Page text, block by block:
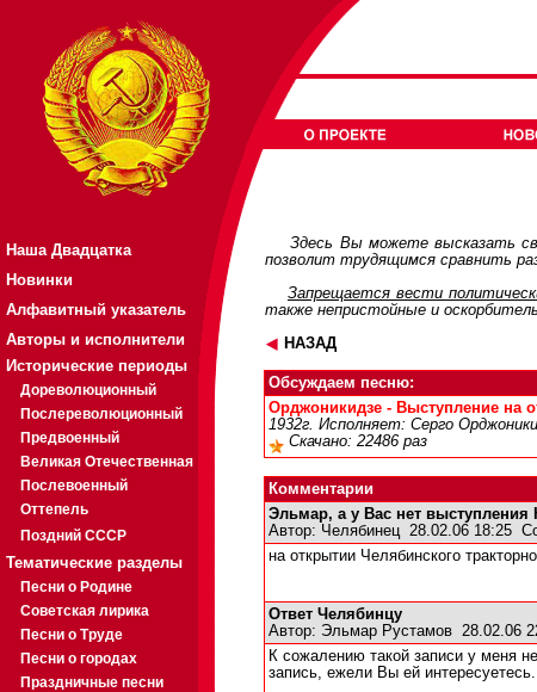
Наша Двадцатка
Новинки
Алфавитный указатель
Авторы и исполнители
Исторические периоды
Дореволюционный
Послереволюционный
Предвоенный
Великая Отечественная
Послевоенный
Оттепель
Поздний СССР
Тематические разделы
Песни о Родине
Советская лирика
Песни о Труде
Песни о городах
Праздничные песни
Здесь Вы можете высказать
позволит трудящимся сравнить
Запрещается вести
также непристойные и
НАЗАД
Обсуждаем песню:
Орджоникидзе - Выступление на
1932г. Исполняет: Серго
Скачано: 22486 раз
Комментарии
Эльмар, а у Вас нет выступления
Автор: Челябинец28.02.06 18:25
на открытии Челябинского
Ответ Челябинцу
Автор: Эльмар Рустамов 28.02.06
К сожалению такой записи у меня
запись, ежели Вы ей интересуетесь.